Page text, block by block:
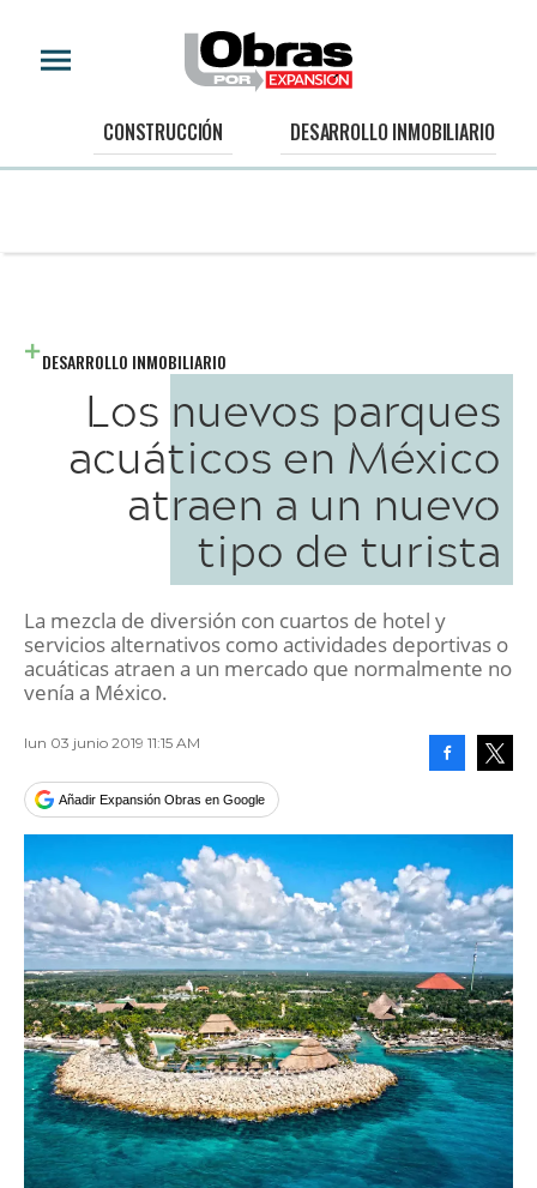
CONSTRUCCIÓN DESARROLLO INMOBILIARIO
DESARROLLO INMOBILIARIO
Los nuevos parques
acuáticos en México
atraen a un nuevo
tipo de turista
La mezcla de diversión con cuartos de hotel y
servicios alternativos como actividades deportivas o
acuáticas atraen a un mercado que normalmente no
venía a México.
lun 03 junio 2019 11:15 AM
Añadir Expansión Obras en Google